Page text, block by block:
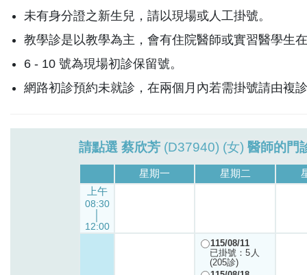
未有身分證之新生兒，請以現場或人工掛號。
教學診是以教學為主，會有住院醫師或實習醫學生
6 - 10 號為現場初診保留號。
網路初診預約未就診，在兩個月內若需掛號請由複